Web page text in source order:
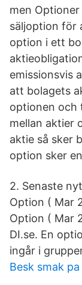
men
säljoption för
option i ett
emissionsvis
att bolagets
optionen och
mellan aktier
aktie så sker
option sker
2. Senaste
Option ( Mar
Option ( Mar
DI.se. En
ingår i
Besk smak